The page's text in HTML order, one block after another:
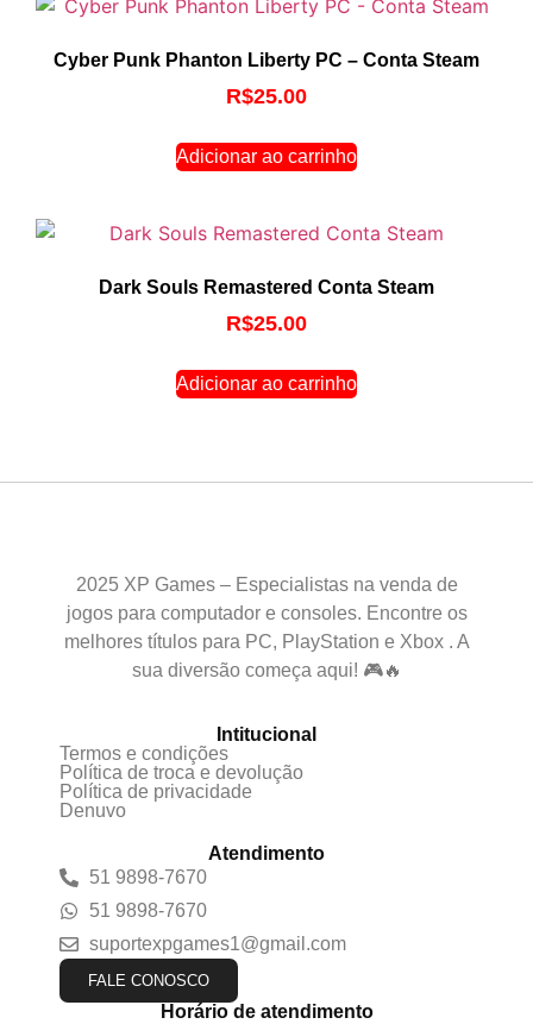
Cyber Punk Phanton Liberty PC – Conta Steam
R$25.00
Adicionar ao carrinho
Dark Souls Remastered Conta Steam
R$25.00
Adicionar ao carrinho
2025 XP Games – Especialistas na venda de
jogos para computador e consoles. Encontre os
melhores títulos para PC, PlayStation e Xbox . A
sua diversão começa aqui! 🎮🔥
Intitucional
Termos e condições
Política de troca e devolução
Política de privacidade
Denuvo
Atendimento
51 9898-7670
51 9898-7670
suportexpgames1@gmail.com
FALE CONOSCO
Horário de atendimento